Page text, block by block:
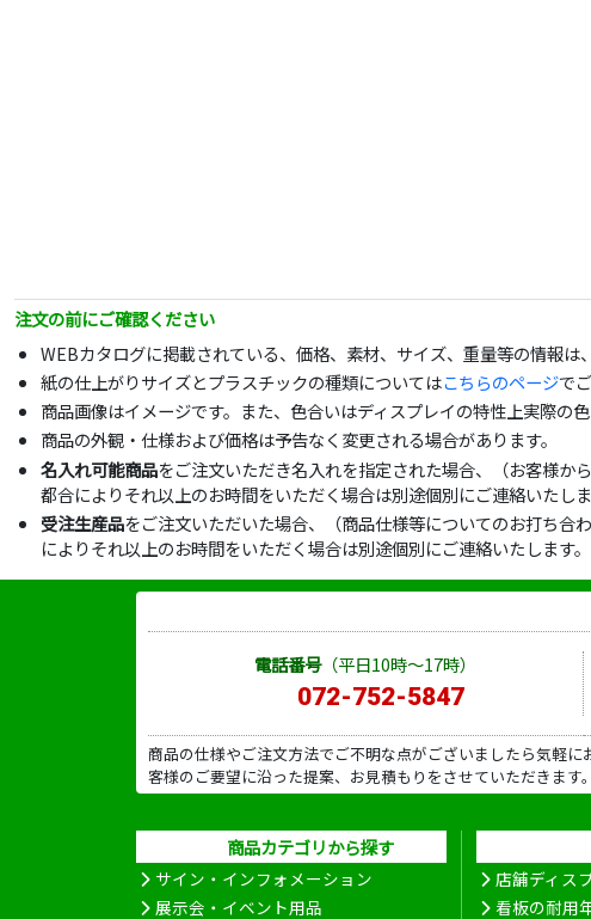
注文の前にご確認ください
WEBカタログに掲載されている、価格、素材、サイズ、重量等の情報
紙の仕上がりサイズとプラスチックの種類についてはこちらのページで
商品画像はイメージです。また、色合いはディスプレイの特性上実際の
商品の外観・仕様および価格は予告なく変更される場合があります。
名入れ可能商品をご注文いただき名入れを指定された場合、（お客様か
都合によりそれ以上のお時間をいただく場合は別途個別にご連絡いたしま
受注生産品をご注文いただいた場合、（商品仕様等についてのお打ち合
によりそれ以上のお時間をいただく場合は別途個別にご連絡いたします。
電話番号（平日10時～17時）
072-752-5847
商品の仕様やご注文方法でご不明な点がございましたら気軽
客様のご要望に沿った提案、お見積もりをさせていただきます。
商品カテゴリから探す
サイン・インフォメーション
展示会・イベント用品
店舗ディス
看板の耐用